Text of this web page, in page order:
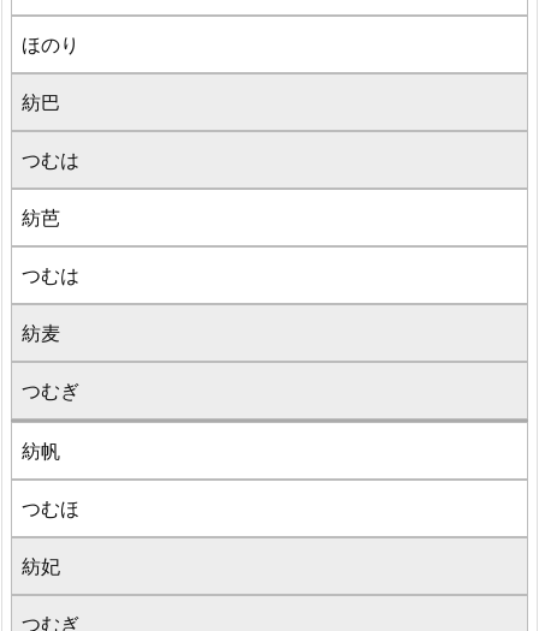
ほのり
紡巴
つむは
紡芭
つむは
紡麦
つむぎ
紡帆
つむほ
紡妃
つむぎ